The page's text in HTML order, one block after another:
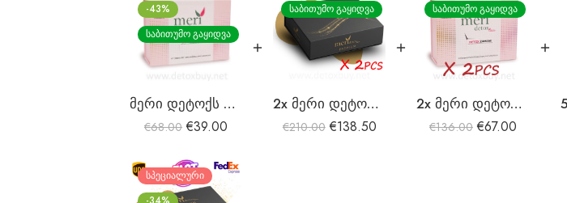
-43%
ᲡᲐᲑᲘᲗᲣᲛᲝ ᲒᲐᲧᲘᲓᲕᲐ
მერი დეტოქს ჩაი
€68.00 €39.00
ᲡᲐᲑᲘᲗᲣᲛᲝ ᲒᲐᲧᲘᲓᲕᲐ
2x მერი დეტოქს პრემიუმი
€210.00 €138.50
ᲡᲐᲑᲘᲗᲣᲛᲝ ᲒᲐᲧᲘᲓᲕᲐ
2x მერი დეტოქს ჩაი
€136.00 €67.00
ᲡᲞᲔᲪᲘᲐᲚᲣᲠᲘ
-34%